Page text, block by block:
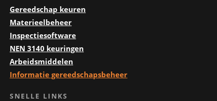
Gereedschap keuren
Materieelbeheer
Inspectiesoftware
NEN 3140 keuringen
Arbeidsmiddelen
Informatie gereedschapsbeheer
SNELLE LINKS